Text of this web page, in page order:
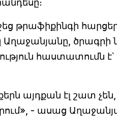
թրաֆիքինգի
Աղաջանյանը,
հաստատումն է՝
այդքան էլ շատ չեն,
- ասաց